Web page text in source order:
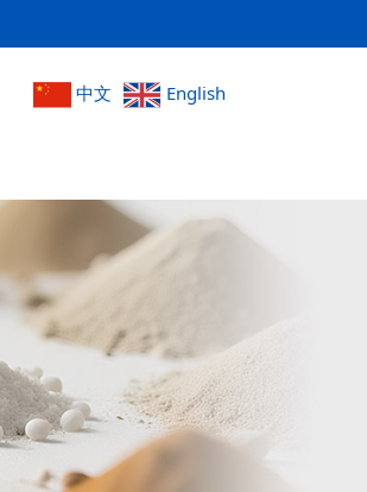
中文 English